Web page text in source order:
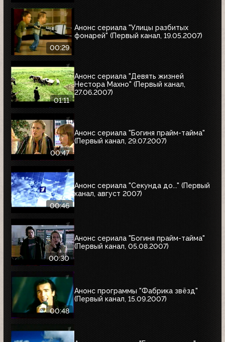
00:29
Анонс сериала "Улицы разбитых
фонарей" (Первый канал, 19.05.2007)
01:11
Анонс сериала "Девять жизней
Нестора Махно" (Первый канал,
27.06.2007)
00:47
Анонс сериала "Богиня прайм-тайма"
(Первый канал, 29.07.2007)
00:46
Анонс сериала "Секунда до..." (Первый
канал, август 2007)
00:30
Анонс сериала "Богиня прайм-тайма"
(Первый канал, 05.08.2007)
00:48
Анонс программы "Фабрика звёзд"
(Первый канал, 15.09.2007)